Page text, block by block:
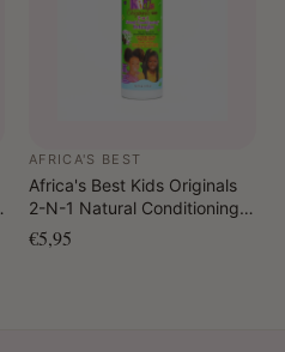
AFRICA'S BEST
Africa's Best Kids Originals
2-N-1 Natural Conditioning
Detangler 355 ml
€5,95